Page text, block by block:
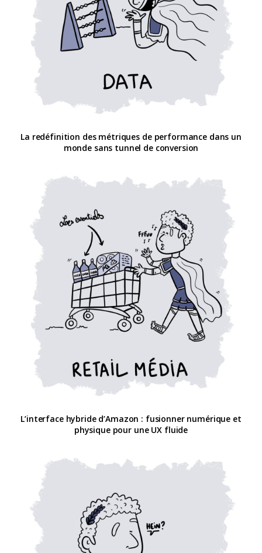
La redéfinition des métriques de performance dans un
monde sans tunnel de conversion
L’interface hybride d’Amazon : fusionner numérique et
physique pour une UX fluide